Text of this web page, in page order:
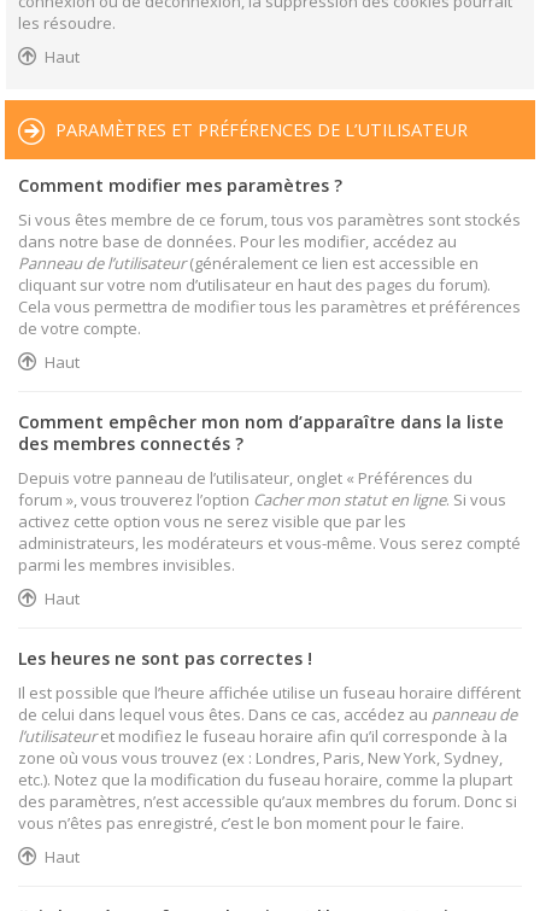
les résoudre.
Haut
PARAMÈTRES ET PRÉFÉRENCES DE L’UTILISATEUR
Comment modifier mes paramètres ?
Si vous êtes membre de ce forum, tous vos paramètres sont stockés
dans notre base de données. Pour les modifier, accédez au
Panneau de l’utilisateur(généralement ce lien est accessible en
cliquant sur votre nom d’utilisateur en haut des pages du forum).
Cela vous permettra de modifier tous les paramètres et préférences
de votre compte.
Haut
Comment empêcher mon nom d’apparaître dans la liste
des membres connectés ?
Depuis votre panneau de l’utilisateur, onglet « Préférences du
forum », vous trouverez l’option Cacher mon statut en ligne. Si vous
activez cette option vous ne serez visible que par les
administrateurs, les modérateurs et vous-même. Vous serez compté
parmi les membres invisibles.
Haut
Les heures ne sont pas correctes !
Il est possible que l’heure affichée utilise un fuseau horaire différent
de celui dans lequel vous êtes. Dans ce cas, accédez au panneau de
l’utilisateuret modifiez le fuseau horaire afin qu’il corresponde à la
zone où vous vous trouvez (ex : Londres, Paris, New York, Sydney,
etc.). Notez que la modification du fuseau horaire, comme la plupart
des paramètres, n’est accessible qu’aux membres du forum. Donc si
vous n’êtes pas enregistré, c’est le bon moment pour le faire.
Haut